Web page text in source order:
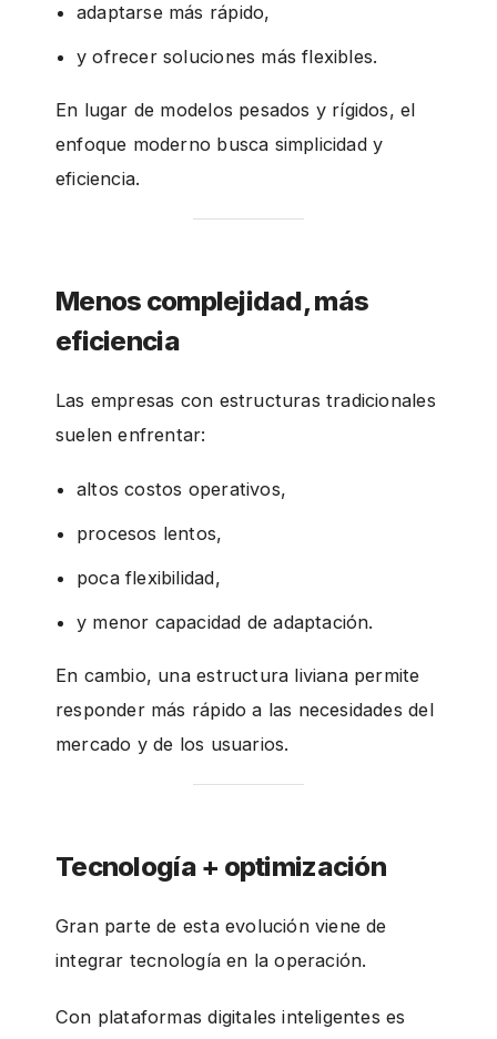
adaptarse más rápido,
y ofrecer soluciones más flexibles.
En lugar de modelos pesados y rígidos, el
enfoque moderno busca simplicidad y
eficiencia.
Menos complejidad, más
eficiencia
Las empresas con estructuras tradicionales
suelen enfrentar:
altos costos operativos,
procesos lentos,
poca flexibilidad,
y menor capacidad de adaptación.
En cambio, una estructura liviana permite
responder más rápido a las necesidades del
mercado y de los usuarios.
Tecnología + optimización
Gran parte de esta evolución viene de
integrar tecnología en la operación.
Con plataformas digitales inteligentes es